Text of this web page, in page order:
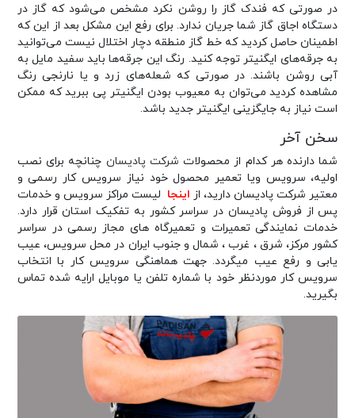
در صورتی که فندک گاز را روشن نکرد مشخص می‌شود که گاز در
دستگاه اجاق گاز شما جریان ندارد. برای رفع این مشکل بعد از این که
اطمینان حاصل کردید که خط گاز منطقه دچار اختلال نیست می‌توانید
به جرقه‌های ایگنیتر توجه کنید. رنگ این جرقه‌ها باید سفید مایل به
آبی روشن باشند. در صورتی که شعله‌های زرد و یا نارنجی رنگ
مشاهده کردید می‌توان به معیوب بودن ایگنیتر پی ببرید که ممکن
است نیاز به جایگزینی ایگنیتر جدید باشد.
سخن آخر
شما دارنده هر کدام از محصولات شرکت پادیسان چنانچه برای نصب
اولیه، سرویس ویا تعمیر محصول خود نیاز سرویس کار رسمی و
معتیر شرکت پادیسان دارید، از اینجا لیست مراکز سرویس و خدمات
پس از فروش پادیسان در سراسر کشور به تفکیک استان قرار دارد.
خدمات نمایندگی تعمیرات و تعمیرگاه های مجاز رسمی در سراسر
کشور مرکز، شرق ، غرب ، شمال و جنوب ایران در محل سرویس، عیب
یابی و رفع عیب میگردد. جهت هماهنگی سرویس کار با انتخاب
سرویس کار موردنظر خود با شماره تلفن یا موبایل ارایه شده تماس
بگیرید.